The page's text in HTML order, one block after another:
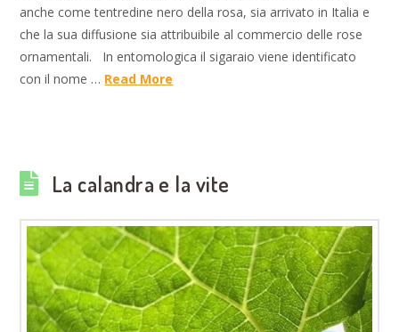
anche come tentredine nero della rosa, sia arrivato in Italia e
che la sua diffusione sia attribuibile al commercio delle rose
ornamentali. In entomologica il sigaraio viene identificato
con il nome … Read More
La calandra e la vite